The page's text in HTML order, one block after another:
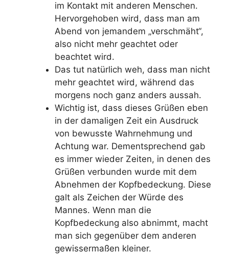
im Kontakt mit anderen Menschen.
Hervorgehoben wird, dass man am
Abend von jemandem „verschmäht“,
also nicht mehr geachtet oder
beachtet wird.
Das tut natürlich weh, dass man nicht
mehr geachtet wird, während das
morgens noch ganz anders aussah.
Wichtig ist, dass dieses Grüßen eben
in der damaligen Zeit ein Ausdruck
von bewusste Wahrnehmung und
Achtung war. Dementsprechend gab
es immer wieder Zeiten, in denen des
Grüßen verbunden wurde mit dem
Abnehmen der Kopfbedeckung. Diese
galt als Zeichen der Würde des
Mannes. Wenn man die
Kopfbedeckung also abnimmt, macht
man sich gegenüber dem anderen
gewissermaßen kleiner.